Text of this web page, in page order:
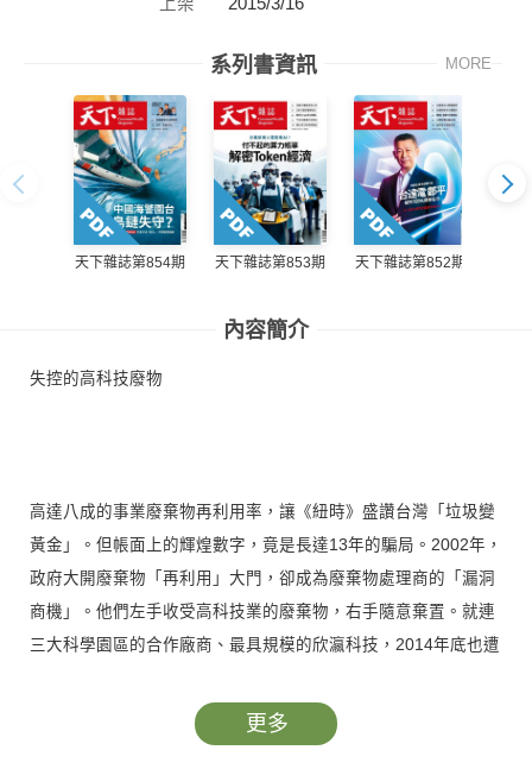
系列書資訊 MORE
天下雜誌第854期 天下雜誌第853期 天下雜誌第852期
內容簡介
失控的高科技廢物
高達八成的事業廢棄物再利用率，讓《紐時》盛讚台灣「垃圾變
黃金」。但帳面上的輝煌數字，竟是長達13年的騙局。2002年，
政府大開廢棄物「再利用」大門，卻成為廢棄物處理商的「漏洞
商機」。他們左手收受高科技業的廢棄物，右手隨意棄置。就連
三大科學園區的合作廠商、最具規模的欣瀛科技，2014年底也遭
只是個案，還是整條產業鏈的腐敗？下游廠商亂倒污泥，遍及全
台13條大小河川，為什麼台積電等高科技大廠都無能為力？
更多